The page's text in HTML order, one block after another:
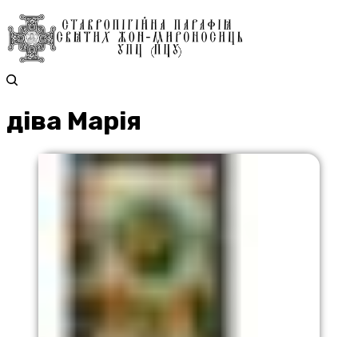
діва Марія